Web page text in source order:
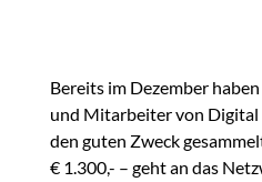
Bereits im Dezember
und Mitarbeiter von
den guten Zweck
€ 1.300,- – geht an das